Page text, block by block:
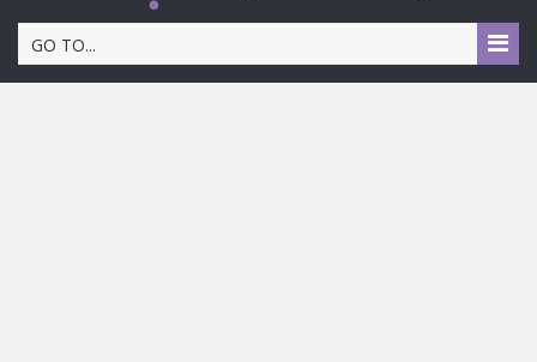
GO TO...